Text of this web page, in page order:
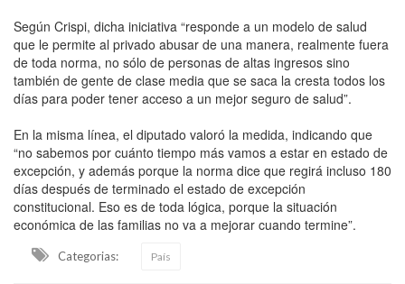
Según Crispi, dicha iniciativa “responde a un modelo de salud
que le permite al privado abusar de una manera, realmente fuera
de toda norma, no sólo de personas de altas ingresos sino
también de gente de clase media que se saca la cresta todos los
días para poder tener acceso a un mejor seguro de salud”.
En la misma línea, el diputado valoró la medida, indicando que
“no sabemos por cuánto tiempo más vamos a estar en estado de
excepción, y además porque la norma dice que regirá incluso 180
días después de terminado el estado de excepción
constitucional. Eso es de toda lógica, porque la situación
económica de las familias no va a mejorar cuando termine”.
Categorias: País